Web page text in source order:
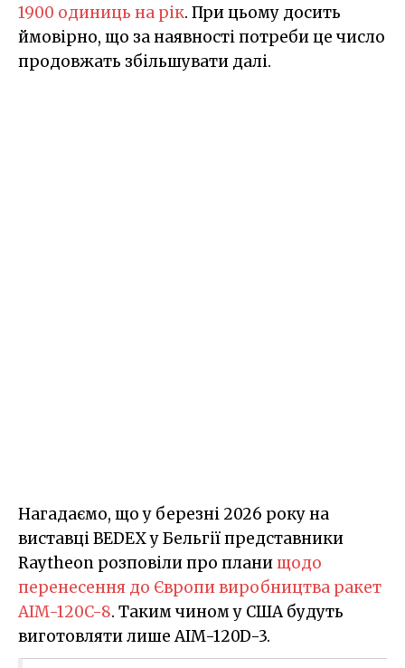
1900 одиниць на рік. При цьому досить
ймовірно, що за наявності потреби це число
продовжать збільшувати далі.
Нагадаємо, що у березні 2026 року на
виставці BEDEX у Бельгії представники
Raytheon розповіли про планищодо
перенесення до Європи виробництва ракет
AIM-120C-8. Таким чином у США будуть
виготовляти лише AIM-120D-3.